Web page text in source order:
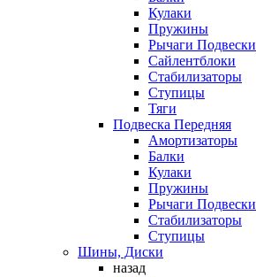
Кулаки
Пружины
Рычаги Подвески
Сайлентблоки
Стабилизаторы
Ступицы
Тяги
Подвеска Передняя
Амортизаторы
Балки
Кулаки
Пружины
Рычаги Подвески
Стабилизаторы
Ступицы
Шины, Диски
назад